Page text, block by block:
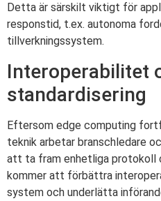
Detta är särskilt viktigt för
responstid, t.ex. autonoma
tillverkningssystem.
Interoperabilitet
standardisering
Eftersom edge computing
teknik arbetar branschledare
att ta fram enhetliga protokoll
kommer att förbättra
system och underlätta